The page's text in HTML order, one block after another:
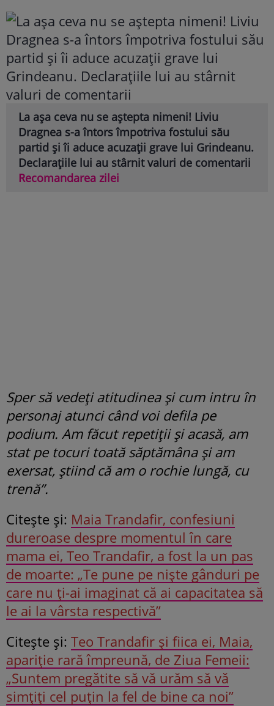
La așa ceva nu se aștepta nimeni! Liviu
Dragnea s-a întors împotriva fostului său
partid și îi aduce acuzații grave lui Grindeanu.
Declarațiile lui au stârnit valuri de comentarii
Recomandarea zilei
Sper să vedeți atitudinea și cum intru în
personaj atunci când voi defila pe
podium. Am făcut repetiții și acasă, am
stat pe tocuri toată săptămâna și am
exersat, știind că am o rochie lungă, cu
trenă”.
Citeşte şi: Maia Trandafir, confesiuni
dureroase despre momentul în care
mama ei, Teo Trandafir, a fost la un pas
de moarte: „Te pune pe niște gânduri pe
care nu ți-ai imaginat că ai capacitatea să
le ai la vârsta respectivă”
Citeşte şi: Teo Trandafir și fiica ei, Maia,
apariție rară împreună, de Ziua Femeii:
„Suntem pregătite să vă urăm să vă
simțiți cel puțin la fel de bine ca noi”